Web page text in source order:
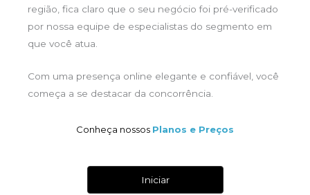
região, fica claro que o seu negócio foi pré-verificado
por nossa equipe de especialistas do segmento em
que você atua.
Com uma presença online elegante e confiável, você
começa a se destacar da concorrência.
Conheça nossos Planos e Preços
Iniciar